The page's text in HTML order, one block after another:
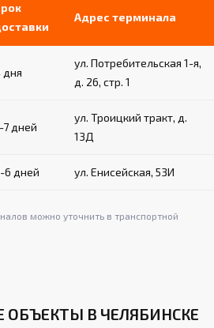
Адрес терминала
дня
ул. Потребительская 1-я,
д. 26, стр. 1
7 дней
ул. Троицкий тракт, д.
13Д
6 дней ул. Енисейская, 53И
можно уточнить в транспортной
В ЧЕЛЯБИНСКЕ